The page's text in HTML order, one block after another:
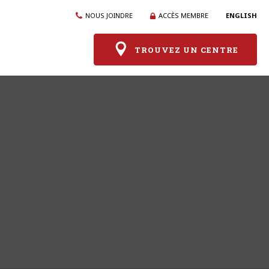
NOUS JOINDRE ACCÈS MEMBRE ENGLISH
TROUVEZ UN CENTRE